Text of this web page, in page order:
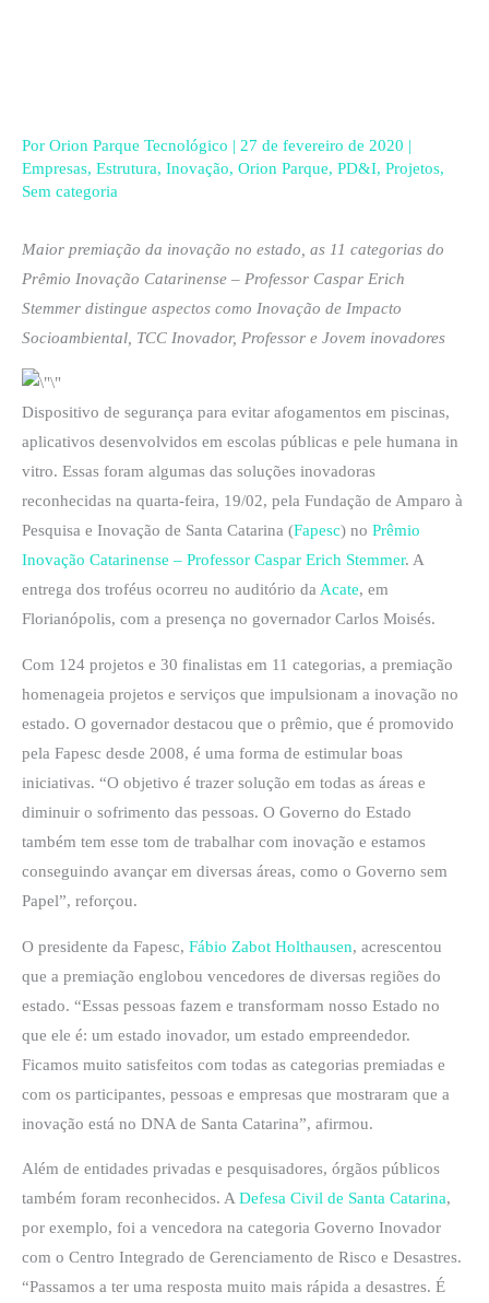
Por Orion Parque Tecnológico | 27 de fevereiro de 2020 |
Empresas, Estrutura, Inovação, Orion Parque, PD&I, Projetos,
Sem categoria
Maior premiação da inovação no estado, as 11 categorias do
Prêmio Inovação Catarinense – Professor Caspar Erich
Stemmer distingue aspectos como Inovação de Impacto
Socioambiental, TCC Inovador, Professor e Jovem inovadores
Dispositivo de segurança para evitar afogamentos em piscinas,
aplicativos desenvolvidos em escolas públicas e pele humana in
vitro. Essas foram algumas das soluções inovadoras
reconhecidas na quarta-feira, 19/02, pela Fundação de Amparo à
Pesquisa e Inovação de Santa Catarina (Fapesc) no Prêmio
Inovação Catarinense – Professor Caspar Erich Stemmer. A
entrega dos troféus ocorreu no auditório da Acate, em
Florianópolis, com a presença no governador Carlos Moisés.
Com 124 projetos e 30 finalistas em 11 categorias, a premiação
homenageia projetos e serviços que impulsionam a inovação no
estado. O governador destacou que o prêmio, que é promovido
pela Fapesc desde 2008, é uma forma de estimular boas
iniciativas. “O objetivo é trazer solução em todas as áreas e
diminuir o sofrimento das pessoas. O Governo do Estado
também tem esse tom de trabalhar com inovação e estamos
conseguindo avançar em diversas áreas, como o Governo sem
Papel”, reforçou.
O presidente da Fapesc, Fábio Zabot Holthausen, acrescentou
que a premiação englobou vencedores de diversas regiões do
estado. “Essas pessoas fazem e transformam nosso Estado no
que ele é: um estado inovador, um estado empreendedor.
Ficamos muito satisfeitos com todas as categorias premiadas e
com os participantes, pessoas e empresas que mostraram que a
inovação está no DNA de Santa Catarina”, afirmou.
Além de entidades privadas e pesquisadores, órgãos públicos
também foram reconhecidos. ADefesa Civil de Santa Catarina,
por exemplo, foi a vencedora na categoria Governo Inovador
com o Centro Integrado de Gerenciamento de Risco e Desastres.
“Passamos a ter uma resposta muito mais rápida a desastres. É